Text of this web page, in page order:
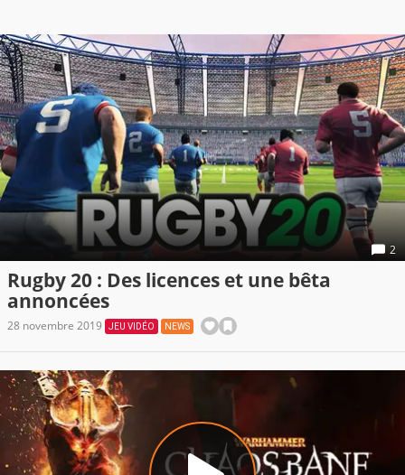
2
Rugby 20 : Des licences et une bêta
annoncées
28 novembre 2019 JEU VIDÉO NEWS